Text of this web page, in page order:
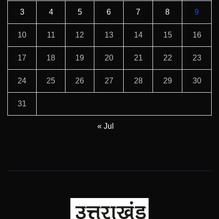
3 4 5 6 7 8 9
10 11 12 13 14 15 16
17 18 19 20 21 22 23
24 25 26 27 28 29 30
31
« Jul